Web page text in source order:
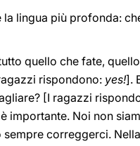
lingua più profonda:
quello che fate,
rispondono: yes!].
[I ragazzi
importante. Noi non
correggerci.